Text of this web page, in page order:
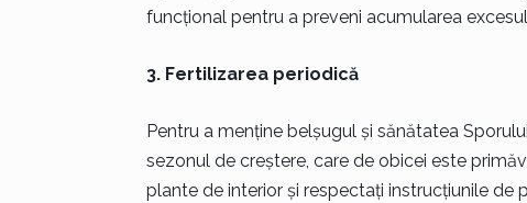
funcțional pentru a preveni acumularea
3. Fertilizarea periodică
Pentru a menține belșugul și sănătatea
sezonul de creștere, care de obicei este
plante de interior și respectați instrucțiunile de